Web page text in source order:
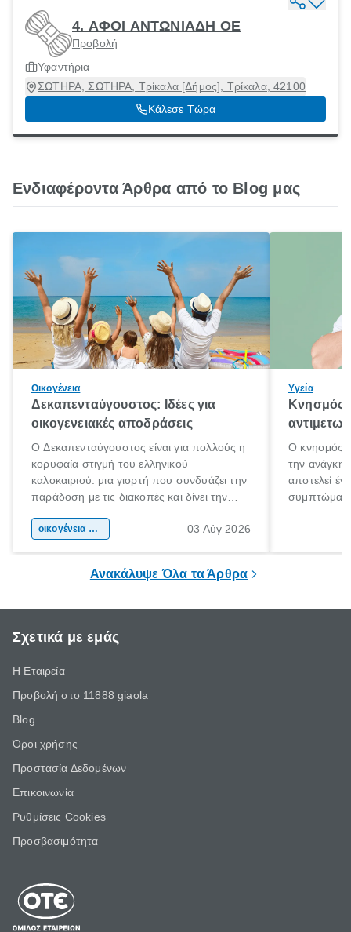
4. ΑΦΟΙ ΑΝΤΩΝΙΑΔΗ ΟΕ
Προβολή
Υφαντήρια
ΣΩΤΗΡΑ, ΣΩΤΗΡΑ, Τρίκαλα [Δήμος], Τρίκαλα, 42100
Κάλεσε Τώρα
Ενδιαφέροντα Άρθρα από το Blog μας
Οικογένεια
Δεκαπενταύγουστος: Ιδέες για
οικογενειακές αποδράσεις
Ο Δεκαπενταύγουστος είναι για πολλούς η
κορυφαία στιγμή του ελληνικού
καλοκαιριού: μια γιορτή που συνδυάζει την
παράδοση με τις διακοπές και δίνει την
χώρας. Είτε πρόκειται για λίγες μέρες
οικογένεια & παιδί 03 Αύγ 2026
Υγεία
Κνησμός:
Ο κνησμός
την ανάγκη
αποτελεί
Ανακάλυψε Όλα τα Άρθρα
Σχετικά με εμάς
Η Εταιρεία
Προβολή στο 11888 giaola
Blog
Όροι χρήσης
Προστασία Δεδομένων
Επικοινωνία
Ρυθμίσεις Cookies
Προσβασιμότητα